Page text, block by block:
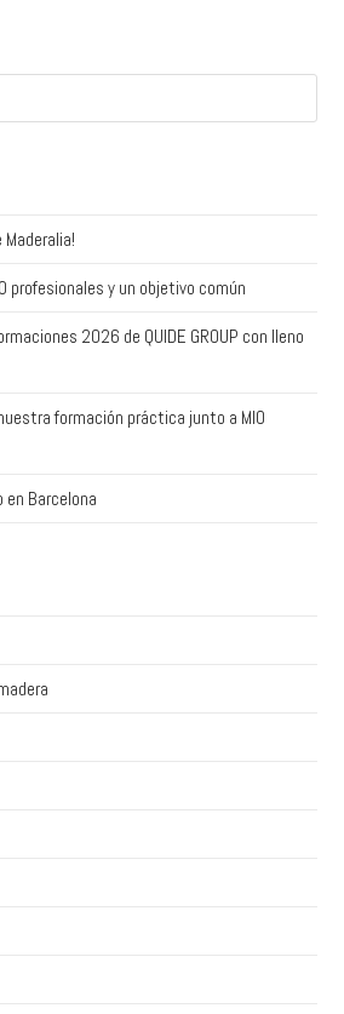
Maderalia!
profesionales y un objetivo común
2026 de QUIDE GROUP con lleno
formación práctica junto a MIO
Barcelona